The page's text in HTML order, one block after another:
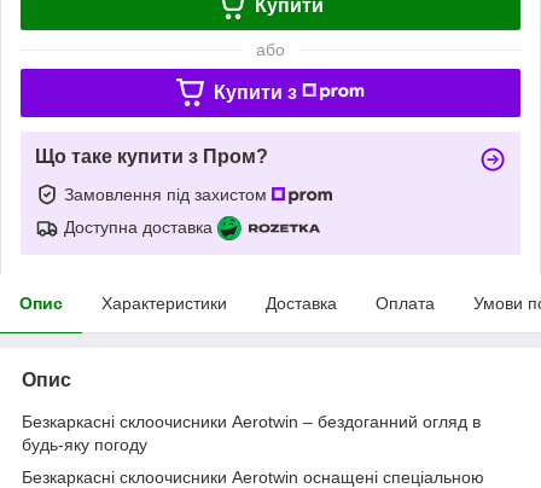
Купити
або
Купити з
Що таке купити з Пром?
Замовлення під захистом
Доступна доставка
Опис Характеристики Доставка Оплата Умови
Опис
Безкаркасні склоочисники Aerotwin – бездоганний огляд в
будь-яку погоду
Безкаркасні склоочисники Aerotwin оснащені спеціальною